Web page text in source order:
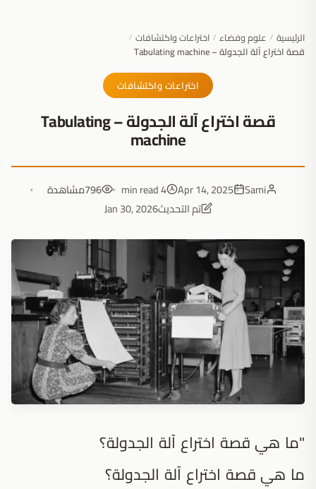
الرئيسية / علوم وفضاء / اختراعات واكتشافات /
قصة اختراع آلة الجدولة – Tabulating machine
اختراعات واكتشافات
قصة اختراع آلة الجدولة – Tabulating
machine
Sami
Apr 14, 2025
4 min read
796مشاهدة
تم التحديثJan 30, 2026
"ما هي قصة اختراع آلة الجدولة؟
ما هي قصة اختراع آلة الجدولة؟